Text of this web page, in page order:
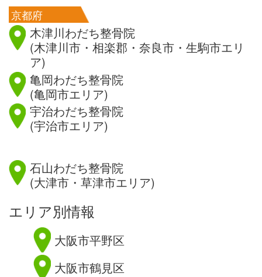
京都府
木津川わだち整骨院
(木津川市・相楽郡・奈良市・生駒市エリ
ア)
亀岡わだち整骨院
(亀岡市エリア)
宇治わだち整骨院
(宇治市エリア)
石山わだち整骨院
(大津市・草津市エリア)
エリア別情報
大阪市平野区
大阪市鶴見区